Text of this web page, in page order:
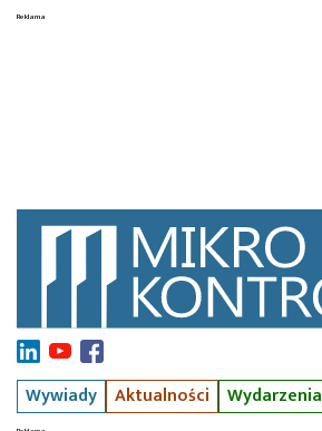
Wywiady Aktualności Wydarzenia